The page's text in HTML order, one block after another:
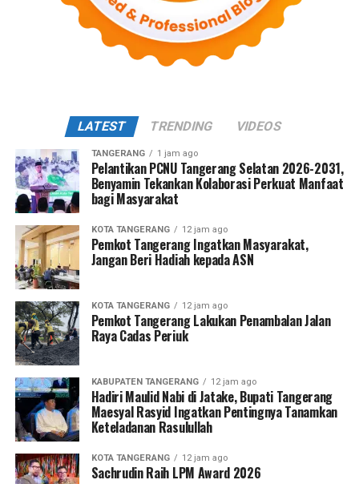
LATEST TRENDING VIDEOS
TANGERANG 1 jam ago
Pelantikan PCNU Tangerang Selatan 2026-2031,
Benyamin Tekankan Kolaborasi Perkuat Manfaat
bagi Masyarakat
KOTA TANGERANG 12 jam ago
Pemkot Tangerang Ingatkan Masyarakat,
Jangan Beri Hadiah kepada ASN
KOTA TANGERANG 12 jam ago
Pemkot Tangerang Lakukan Penambalan Jalan
Raya Cadas Periuk
KABUPATEN TANGERANG 12 jam ago
Hadiri Maulid Nabi di Jatake, Bupati Tangerang
Maesyal Rasyid Ingatkan Pentingnya Tanamkan
Keteladanan Rasulullah
KOTA TANGERANG 12 jam ago
Sachrudin Raih LPM Award 2026